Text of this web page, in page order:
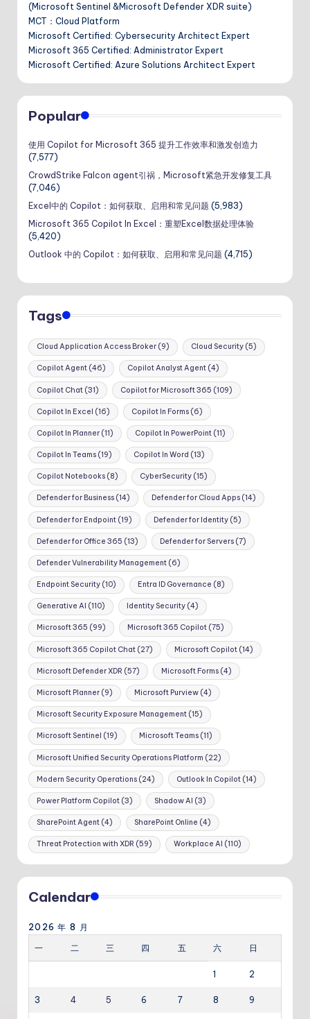
(Microsoft Sentinel &Microsoft Defender XDR suite)
MCT：Cloud Platform
Microsoft Certified: Cybersecurity Architect Expert
Microsoft 365 Certified: Administrator Expert
Microsoft Certified: Azure Solutions Architect Expert
Popular
使用 Copilot for Microsoft 365 提升工作效率和激发创造力
(7,577)
CrowdStrike Falcon agent引祸，Microsoft紧急开发修复工具
(7,046)
Excel中的 Copilot：如何获取、启用和常见问题 (5,983)
Microsoft 365 Copilot In Excel：重塑Excel数据处理体验
(5,420)
Outlook 中的 Copilot：如何获取、启用和常见问题 (4,715)
Tags
Cloud Application Access Broker (9) Cloud Security(5)
Copilot Agent (46) Copilot Analyst Agent(4)
Copilot Chat (31) Copilot for Microsoft 365 (109)
Copilot In Excel (16) Copilot In Forms(6)
Copilot In Planner (11) Copilot In PowerPoint(11)
Copilot In Teams (19) Copilot In Word (13)
Copilot Notebooks (8) CyberSecurity(15)
Defender for Business (14) Defender for Cloud Apps(14)
Defender for Endpoint (19) Defender for Identity(5)
Defender for Office 365 (13) Defender for Servers(7)
Defender Vulnerability Management (6)
Endpoint Security (10) Entra ID Governance (8)
Generative AI (110) Identity Security(4)
Microsoft 365 (99) Microsoft 365 Copilot(75)
Microsoft 365 Copilot Chat (27) Microsoft Copilot(14)
Microsoft Defender XDR (57) Microsoft Forms(4)
Microsoft Planner (9) Microsoft Purview(4)
Microsoft Security Exposure Management (15)
Microsoft Sentinel (19) Microsoft Teams(11)
Microsoft Unified Security Operations Platform (22)
Modern Security Operations (24) Outlook In Copilot(14)
Power Platform Copilot (3) Shadow AI (3)
SharePoint Agent (4) SharePoint Online (4)
Threat Protection with XDR (59) Workplace AI (110)
Calendar
2026 年 8 月
一
二 三 四 五 六 日
1 2
3 4 5 6 7 8 9